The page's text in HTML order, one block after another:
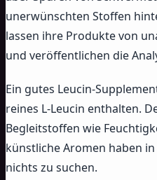
unerwünschten Stoffen
lassen ihre Produkte von
und veröffentlichen die
Ein gutes Leucin-
reines L-Leucin enthalten.
Begleitstoffen wie
künstliche Aromen haben
nichts zu suchen.